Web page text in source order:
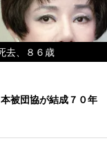
去、８６歳
本被団協が結成７０年